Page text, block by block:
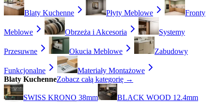
Blaty Kuchenne Płyty Meblowe Fronty
Meblowe Obrzeża i Akcesoria Systemy
Przesuwne Okucia Meblowe Zabudowy
Funkcjonalne
Materiały Montażowe
Blaty KuchenneZobacz całą kategorię →
SWISS KRONO 38mm BLACK WOOD 12.4mm